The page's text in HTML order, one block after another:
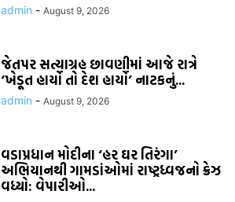
admin - August 9, 2026
જેતપર સત્યાગ્રહ છાવણીમાં આજે રાત્રે
‘ખેડૂત હાર્યો તો દેશ હાર્યો’ નાટકનું...
admin - August 9, 2026
વડાપ્રધાન મોદીના ‘હર ઘર તિરંગા’
અભિયાનથી ગામડાંઓમાં રાષ્ટ્રધ્વજનો ક્રેઝ
વધ્યો: વેપારીઓ...